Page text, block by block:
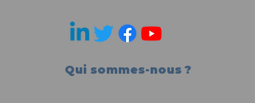
Qui sommes-nous ?